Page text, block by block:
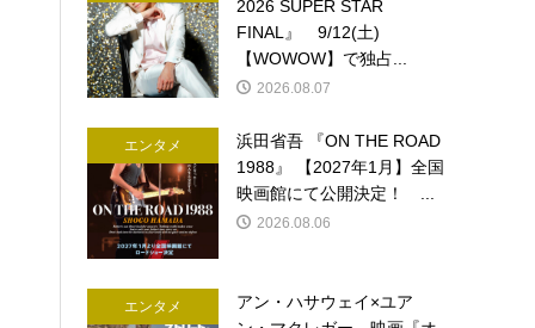
2026 SUPER STAR
FINAL』 9/12(土)
【WOWOW】で独占...
2026.08.07
エンタメ
浜田省吾 『ON THE ROAD
1988』 【2027年1月】全国
映画館にて公開決定！ ...
2026.08.06
エンタメ
アン・ハサウェイ×ユア